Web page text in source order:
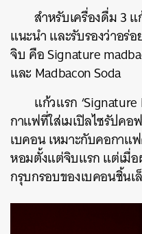
สำหรับเครื่องดื่ม 3 แ
แนะนำ และรับรองว่าอร่
จิบ คือ Signature
และ Madbacon Soda
แก้วแรก ‘Signature
กาแฟที่ใส่เมเปิลไซรัปค
เบคอน เหมาะกับคอกา
หอมตั้งแต่จิบแรก แต่เมื่
กรุบกรอบของเบคอนชิ้น